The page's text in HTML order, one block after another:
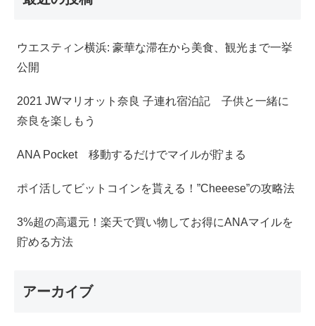
ウエスティン横浜: 豪華な滞在から美食、観光まで一挙
公開
2021 JWマリオット奈良 子連れ宿泊記 子供と一緒に
奈良を楽しもう
ANA Pocket 移動するだけでマイルが貯まる
ポイ活してビットコインを貰える！”Cheeese”の攻略法
3%超の高還元！楽天で買い物してお得にANAマイルを
貯める方法
アーカイブ